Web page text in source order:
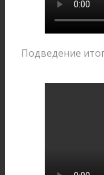
Подведение